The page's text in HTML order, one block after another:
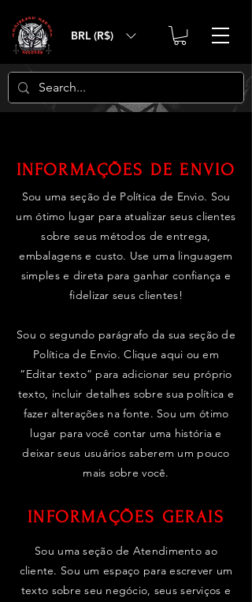
BRL (R$)
INFORMAÇÕES DE ENVIO
Sou uma seção de Política de Envio. Sou
um ótimo lugar para atualizar seus clientes
sobre seus métodos de entrega,
embalagens e custo. Use uma linguagem
simples e direta para ganhar confiança e
fidelizar seus clientes!
Sou o segundo parágrafo da sua seção de
Política de Envio. Clique aqui ou em
“Editar texto” para adicionar seu próprio
texto, incluir detalhes sobre sua política e
fazer alterações na fonte. Sou um ótimo
lugar para você contar uma história e
deixar seus usuários saberem um pouco
mais sobre você.
INFORMAÇÕES GERAIS
Sou uma seção de Atendimento ao
cliente. Sou um espaço para escrever um
texto sobre seu negócio, seus serviços e